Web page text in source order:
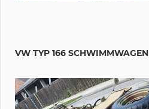
VW TYP 166 SCHWIMMWAGEN